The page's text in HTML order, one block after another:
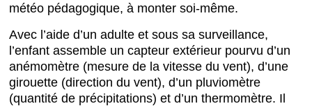
météo pédagogique, à monter soi-même.
Avec l’aide d’un adulte et sous sa surveillance,
l’enfant assemble un capteur extérieur pourvu d’un
anémomètre (mesure de la vitesse du vent), d’une
girouette (direction du vent), d’un pluviomètre
(quantité de précipitations) et d’un thermomètre. Il